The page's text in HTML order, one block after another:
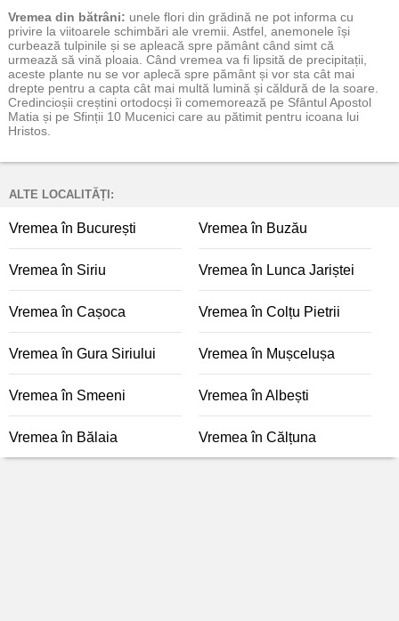
Vremea din bătrâni: unele flori din grădină ne pot informa cu
privire la viitoarele schimbări ale vremii. Astfel, anemonele își
curbează tulpinile și se apleacă spre pământ când simt că
urmează să vină ploaia. Când vremea va fi lipsită de precipitații,
aceste plante nu se vor aplecă spre pământ și vor sta cât mai
drepte pentru a capta cât mai multă lumină și căldură de la soare.
Credincioșii creștini ortodocși îi comemorează pe Sfântul Apostol
Matia și pe Sfinții 10 Mucenici care au pătimit pentru icoana lui
Hristos.
ALTE LOCALITĂȚI:
Vremea în București Vremea în Buzău
Vremea în Siriu Vremea în Lunca Jariștei
Vremea în Cașoca Vremea în Colțu Pietrii
Vremea în Gura Siriului Vremea în Mușcelușa
Vremea în Smeeni Vremea în Albești
Vremea în Bălaia Vremea în Călțuna